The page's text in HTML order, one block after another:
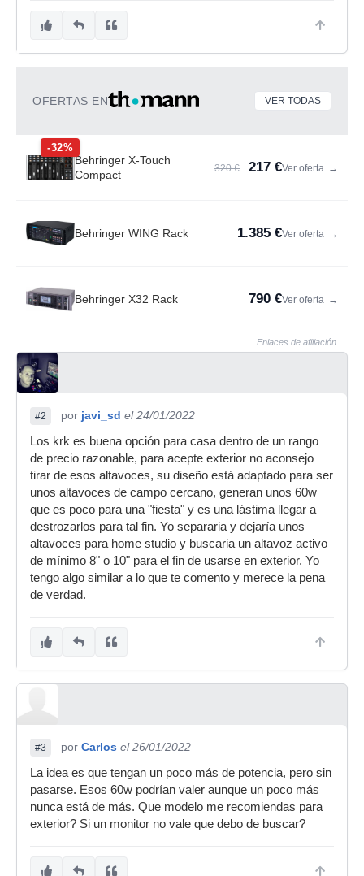
OFERTAS EN VER TODAS
-32%
Behringer X-Touch
Compact
320 € 217 €Ver oferta →
Behringer WING Rack 1.385 €Ver oferta →
Behringer X32 Rack 790 €Ver oferta →
Enlaces de afiliación
#2 por javi_sd el 24/01/2022
Los krk es buena opción para casa dentro de un rango
de precio razonable, para acepte exterior no aconsejo
tirar de esos altavoces, su diseño está adaptado para ser
unos altavoces de campo cercano, generan unos 60w
que es poco para una "fiesta" y es una lástima llegar a
destrozarlos para tal fin. Yo separaria y dejaría unos
altavoces para home studio y buscaria un altavoz activo
de mínimo 8" o 10" para el fin de usarse en exterior. Yo
tengo algo similar a lo que te comento y merece la pena
de verdad.
#3 por Carlos el 26/01/2022
La idea es que tengan un poco más de potencia, pero sin
pasarse. Esos 60w podrían valer aunque un poco más
nunca está de más. Que modelo me recomiendas para
exterior? Si un monitor no vale que debo de buscar?